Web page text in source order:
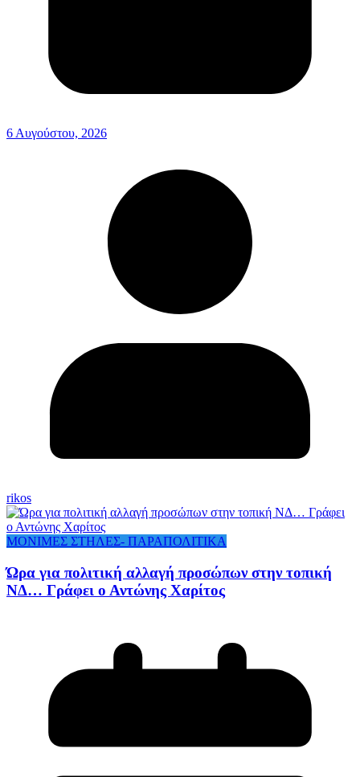
6 Αυγούστου, 2026
rikos
ΜΟΝΙΜΕΣ ΣΤΗΛΕΣ- ΠΑΡΑΠΟΛΙΤΙΚΑ
Ώρα για πολιτική αλλαγή προσώπων στην τοπική
ΝΔ… Γράφει ο Αντώνης Χαρίτος